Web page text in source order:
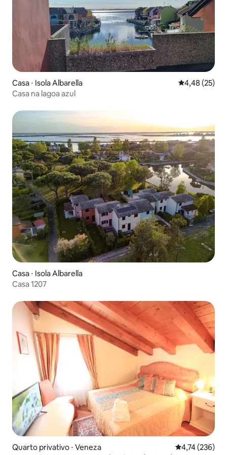
Casa ⋅ Isola Albarella 4,48 de uma
4,48 (25)
Casa na lagoa azul
Casa ⋅ Isola Albarella
Casa 1207
Quarto privativo ⋅ Veneza 4,74 de uma
4,74 (236)